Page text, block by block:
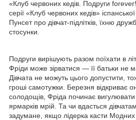
«Клуб червоних кедів. Подруги
серії «Клуб червоних кедів»
Пунсет про дівчат-підлітків, їхню
стосунки.
Подруги вирішують разом поїхати в
Фріди може зірватися — її батьки не
Дівчата не можуть цього допустити,
гроші самотужки. Березня відкриває
солодощів, Фріда починає вигулювати
ярмарків мрій. Та чи вдасться
задумане, якщо лідерка касти Модних